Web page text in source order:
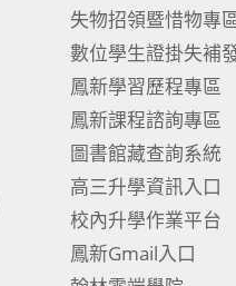
失物招領暨惜物專
數位學生證掛失補
鳳新學習歷程專區
鳳新課程諮詢專區
圖書館藏查詢系統
高三升學資訊入口
校內升學作業平台
鳳新Gmail入口